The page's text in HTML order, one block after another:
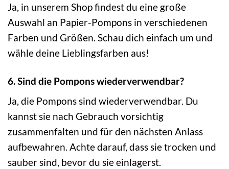
Ja, in unserem Shop findest du eine große
Auswahl an Papier-Pompons in verschiedenen
Farben und Größen. Schau dich einfach um und
wähle deine Lieblingsfarben aus!
6. Sind die Pompons wiederverwendbar?
Ja, die Pompons sind wiederverwendbar. Du
kannst sie nach Gebrauch vorsichtig
zusammenfalten und für den nächsten Anlass
aufbewahren. Achte darauf, dass sie trocken und
sauber sind, bevor du sie einlagerst.